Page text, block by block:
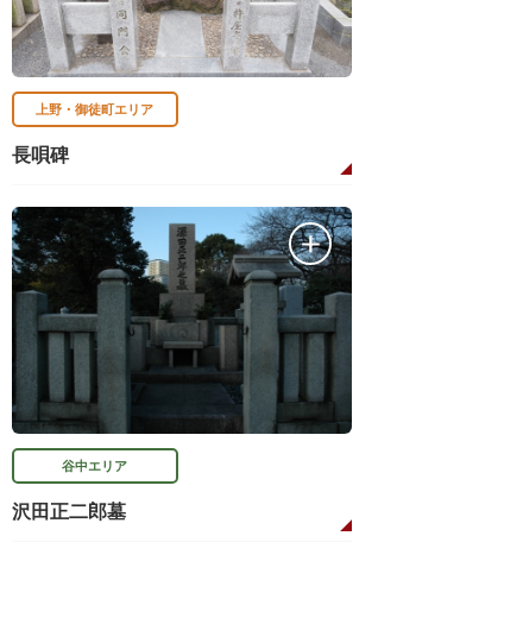
上野・御徒町エリア
長唄碑
谷中エリア
沢田正二郎墓